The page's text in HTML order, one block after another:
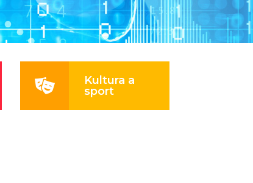
Kultura a
sport